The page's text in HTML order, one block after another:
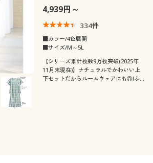
4,939円～
334件
■カラー/4色展開
■サイズ/M～5L
【シリーズ累計枚数9万枚突破(2025年
11月末現在)】ナチュラルでかわいい上
下セットだからルームウェアにも◎!ふ